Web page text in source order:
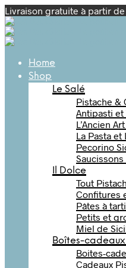
Livraison gratuite à partir
Home
Shop
Le Salé
Pistache &
Antipasti et
L’Ancien
La Pasta et
Pecorino
Il Dolce
Tout
Confitures
Pâtes à
Petits et
Miel de
Boîtes-cadeaux
Boites-
Cadeaux